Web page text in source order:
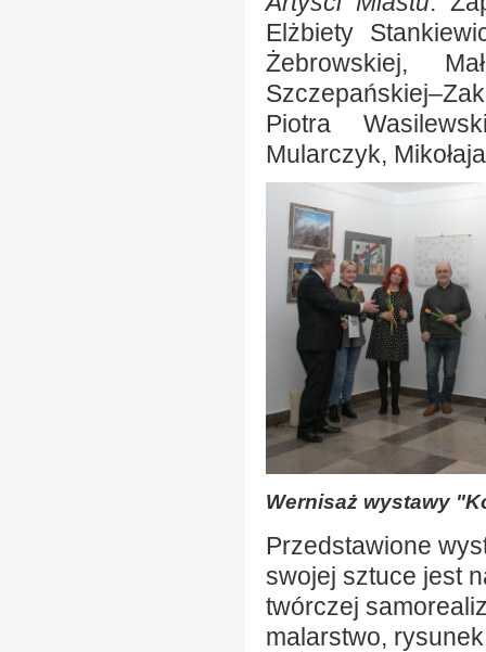
Elżbiety
Żebrowskiej,
Piotra
Mularczyk,
Wernisaż wystawy
Przedstawione
swojej sztuce jest
twórczej
malarstwo,